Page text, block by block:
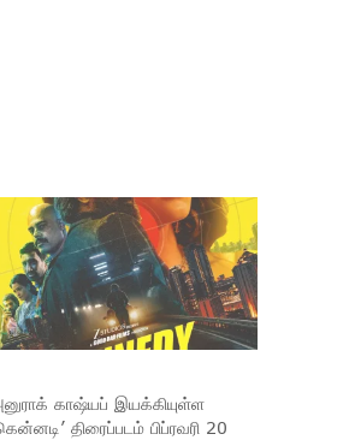
காஷ்யப் இயக்கியுள்ள
திரைப்படம் பிப்ரவரி 20